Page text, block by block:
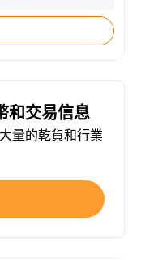
和交易信息
量的乾貨和行業